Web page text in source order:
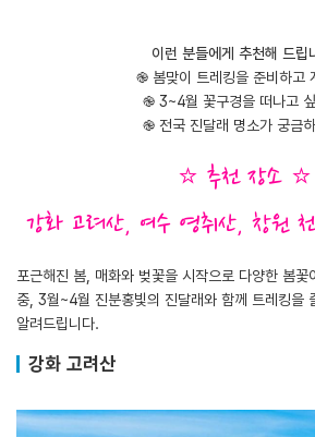
이런 분들에게 추천해 드립
֎ 봄맞이 트레킹을 준비하고
֎ 3~4월 꽃구경을 떠나고
֎ 전국 진달래 명소가 궁금
⭐ 추천 장소 ⭐
강화 고려산, 여수 영취산, 창원
포근해진 봄, 매화와 벚꽃을 시작으로 다양한 봄
중, 3월~4월 진분홍빛의 진달래와 함께 트레킹을
알려드립니다.
강화 고려산